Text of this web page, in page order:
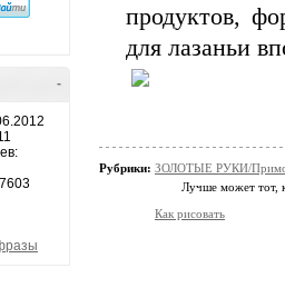
-
продуктов,
для лазаньи
Рубрики: ЗОЛОТЫЕ РУКИ/
Лучше может тот,
Как рисовать